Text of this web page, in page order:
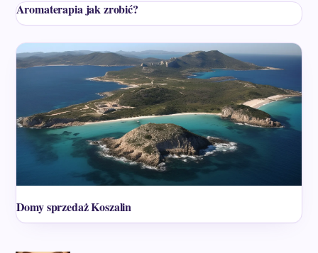
Aromaterapia jak zrobić?
Domy sprzedaż Koszalin